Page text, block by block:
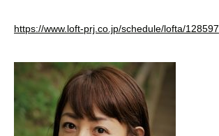
https://www.loft-prj.co.jp/schedule/lofta/128597